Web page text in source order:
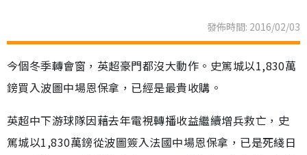
發佈時間: 2016/02/03
今個冬季轉會窗，英超豪門都沒大動作。史篤城以1,830萬
鎊買入波圖中場恩保拿，已經是最貴收購。
英超中下游球隊因藉去年電視轉播收益繼續增兵救亡，史
篤城以1,830萬鎊從波圖簽入法國中場恩保拿，已是死綫日